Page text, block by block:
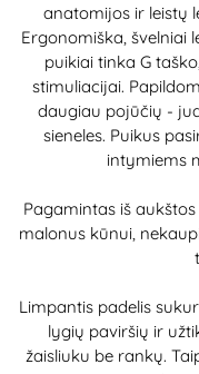
anatomijos ir leistų
Ergonomiška, švelniai
puikiai tinka G
stimuliacijai.
daugiau pojūčių -
sieneles. Puikus
intymiems
Pagamintas iš
malonus kūnui,
Limpantis padelis
lygių paviršių ir
žaisliuku be rankų.